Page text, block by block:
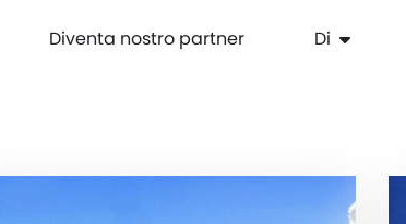
Diventa nostro partner Di